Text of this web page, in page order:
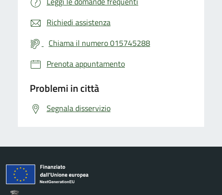
Richiedi assistenza
Chiama il numero 015745288
Prenota appuntamento
Problemi in città
Segnala disservizio